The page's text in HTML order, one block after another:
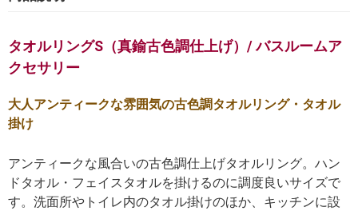
タオルリングS（真鍮古色調仕上げ）/ バスルームア
クセサリー
大人アンティークな雰囲気の古色調タオルリング・タオル
掛け
アンティークな風合いの古色調仕上げタオルリング。ハン
ドタオル・フェイスタオルを掛けるのに調度良いサイズで
す。洗面所やトイレ内のタオル掛けのほか、キッチンに設